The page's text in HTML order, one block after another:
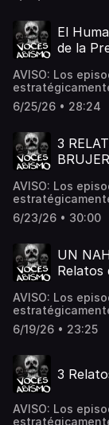
information.
El
de la
AVISO: Los
este proyecto
paranormal?
information.
6/25/26 • 28:24
3
AVISO: Los
este proyecto
noche nos
así, dejen su
comentarios.📌
Envíala a:
6/23/26 • 30:00
UN
Relatos
AVISO: Los
este proyecto
excelente
la comunidad
dime qué te
paranormal?
information.
6/19/26 • 23:25
3
AVISO: Los